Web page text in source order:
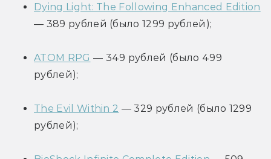
Dying Light: The Following Enhanced Edition
— 389 рублей (было 1299 рублей);
ATOM RPG — 349 рублей (было 499
рублей);
The Evil Within 2 — 329 рублей (было 1299
рублей);